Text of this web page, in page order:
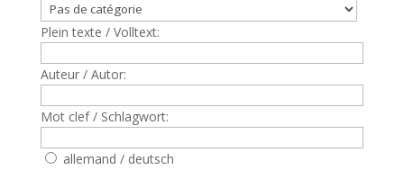
Plein texte / Volltext:
Auteur / Autor:
Mot clef / Schlagwort:
allemand / deutsch